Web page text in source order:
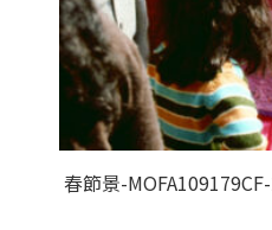
春節景-